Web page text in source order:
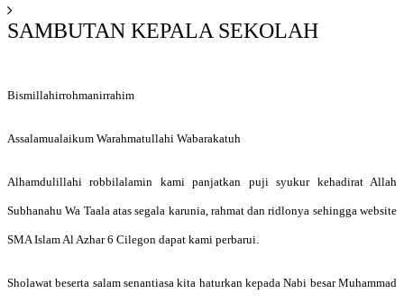
SAMBUTAN KEPALA SEKOLAH
Bismillahirrohmanirrahim
Assalamualaikum Warahmatullahi Wabarakatuh
Alhamdulillahi robbilalamin kami panjatkan puji syukur kehadirat Allah
Subhanahu Wa Taala atas segala karunia, rahmat dan ridlonya sehingga website
SMA Islam Al Azhar 6 Cilegon dapat kami perbarui.
Sholawat beserta salam senantiasa kita haturkan kepada Nabi besar Muhammad